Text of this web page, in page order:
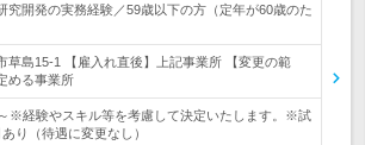
究開発の実務経験／59歳以下の方（定年が60歳のた
草島15-1 【雇入れ直後】上記事業所 【変更の範
める事業所
※経験やスキル等を考慮して決定いたします。※試
り（待遇に変更なし）